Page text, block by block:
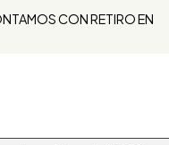
CON RETIRO EN